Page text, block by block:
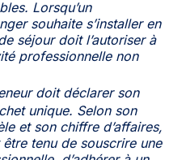
Lorsqu’un
souhaite s’installer en
séjour doit l’autoriser à
professionnelle non
doit déclarer son
unique. Selon son
et son chiffre d’affaires,
tenu de souscrire une